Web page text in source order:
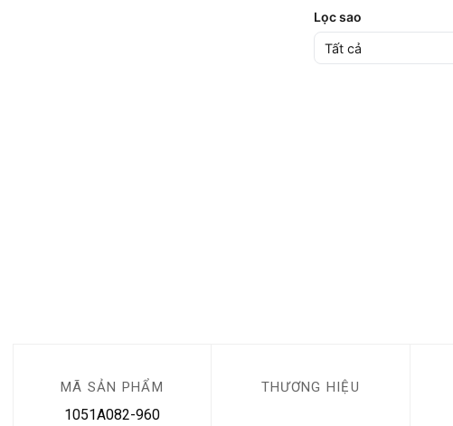
Lọc sao
MÃ SẢN PHẨM
1051A082-960
THƯƠNG HIỆU